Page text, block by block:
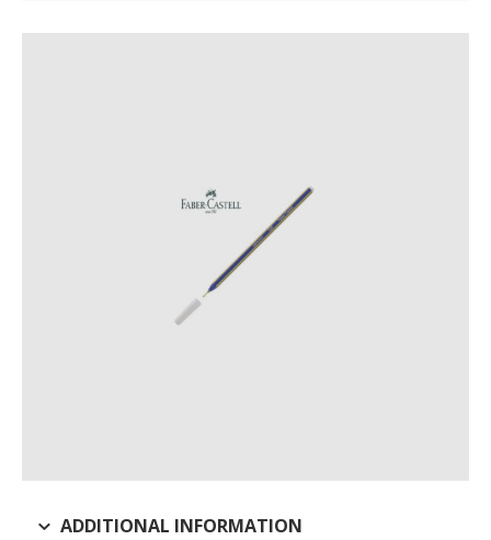
ADDITIONAL INFORMATION